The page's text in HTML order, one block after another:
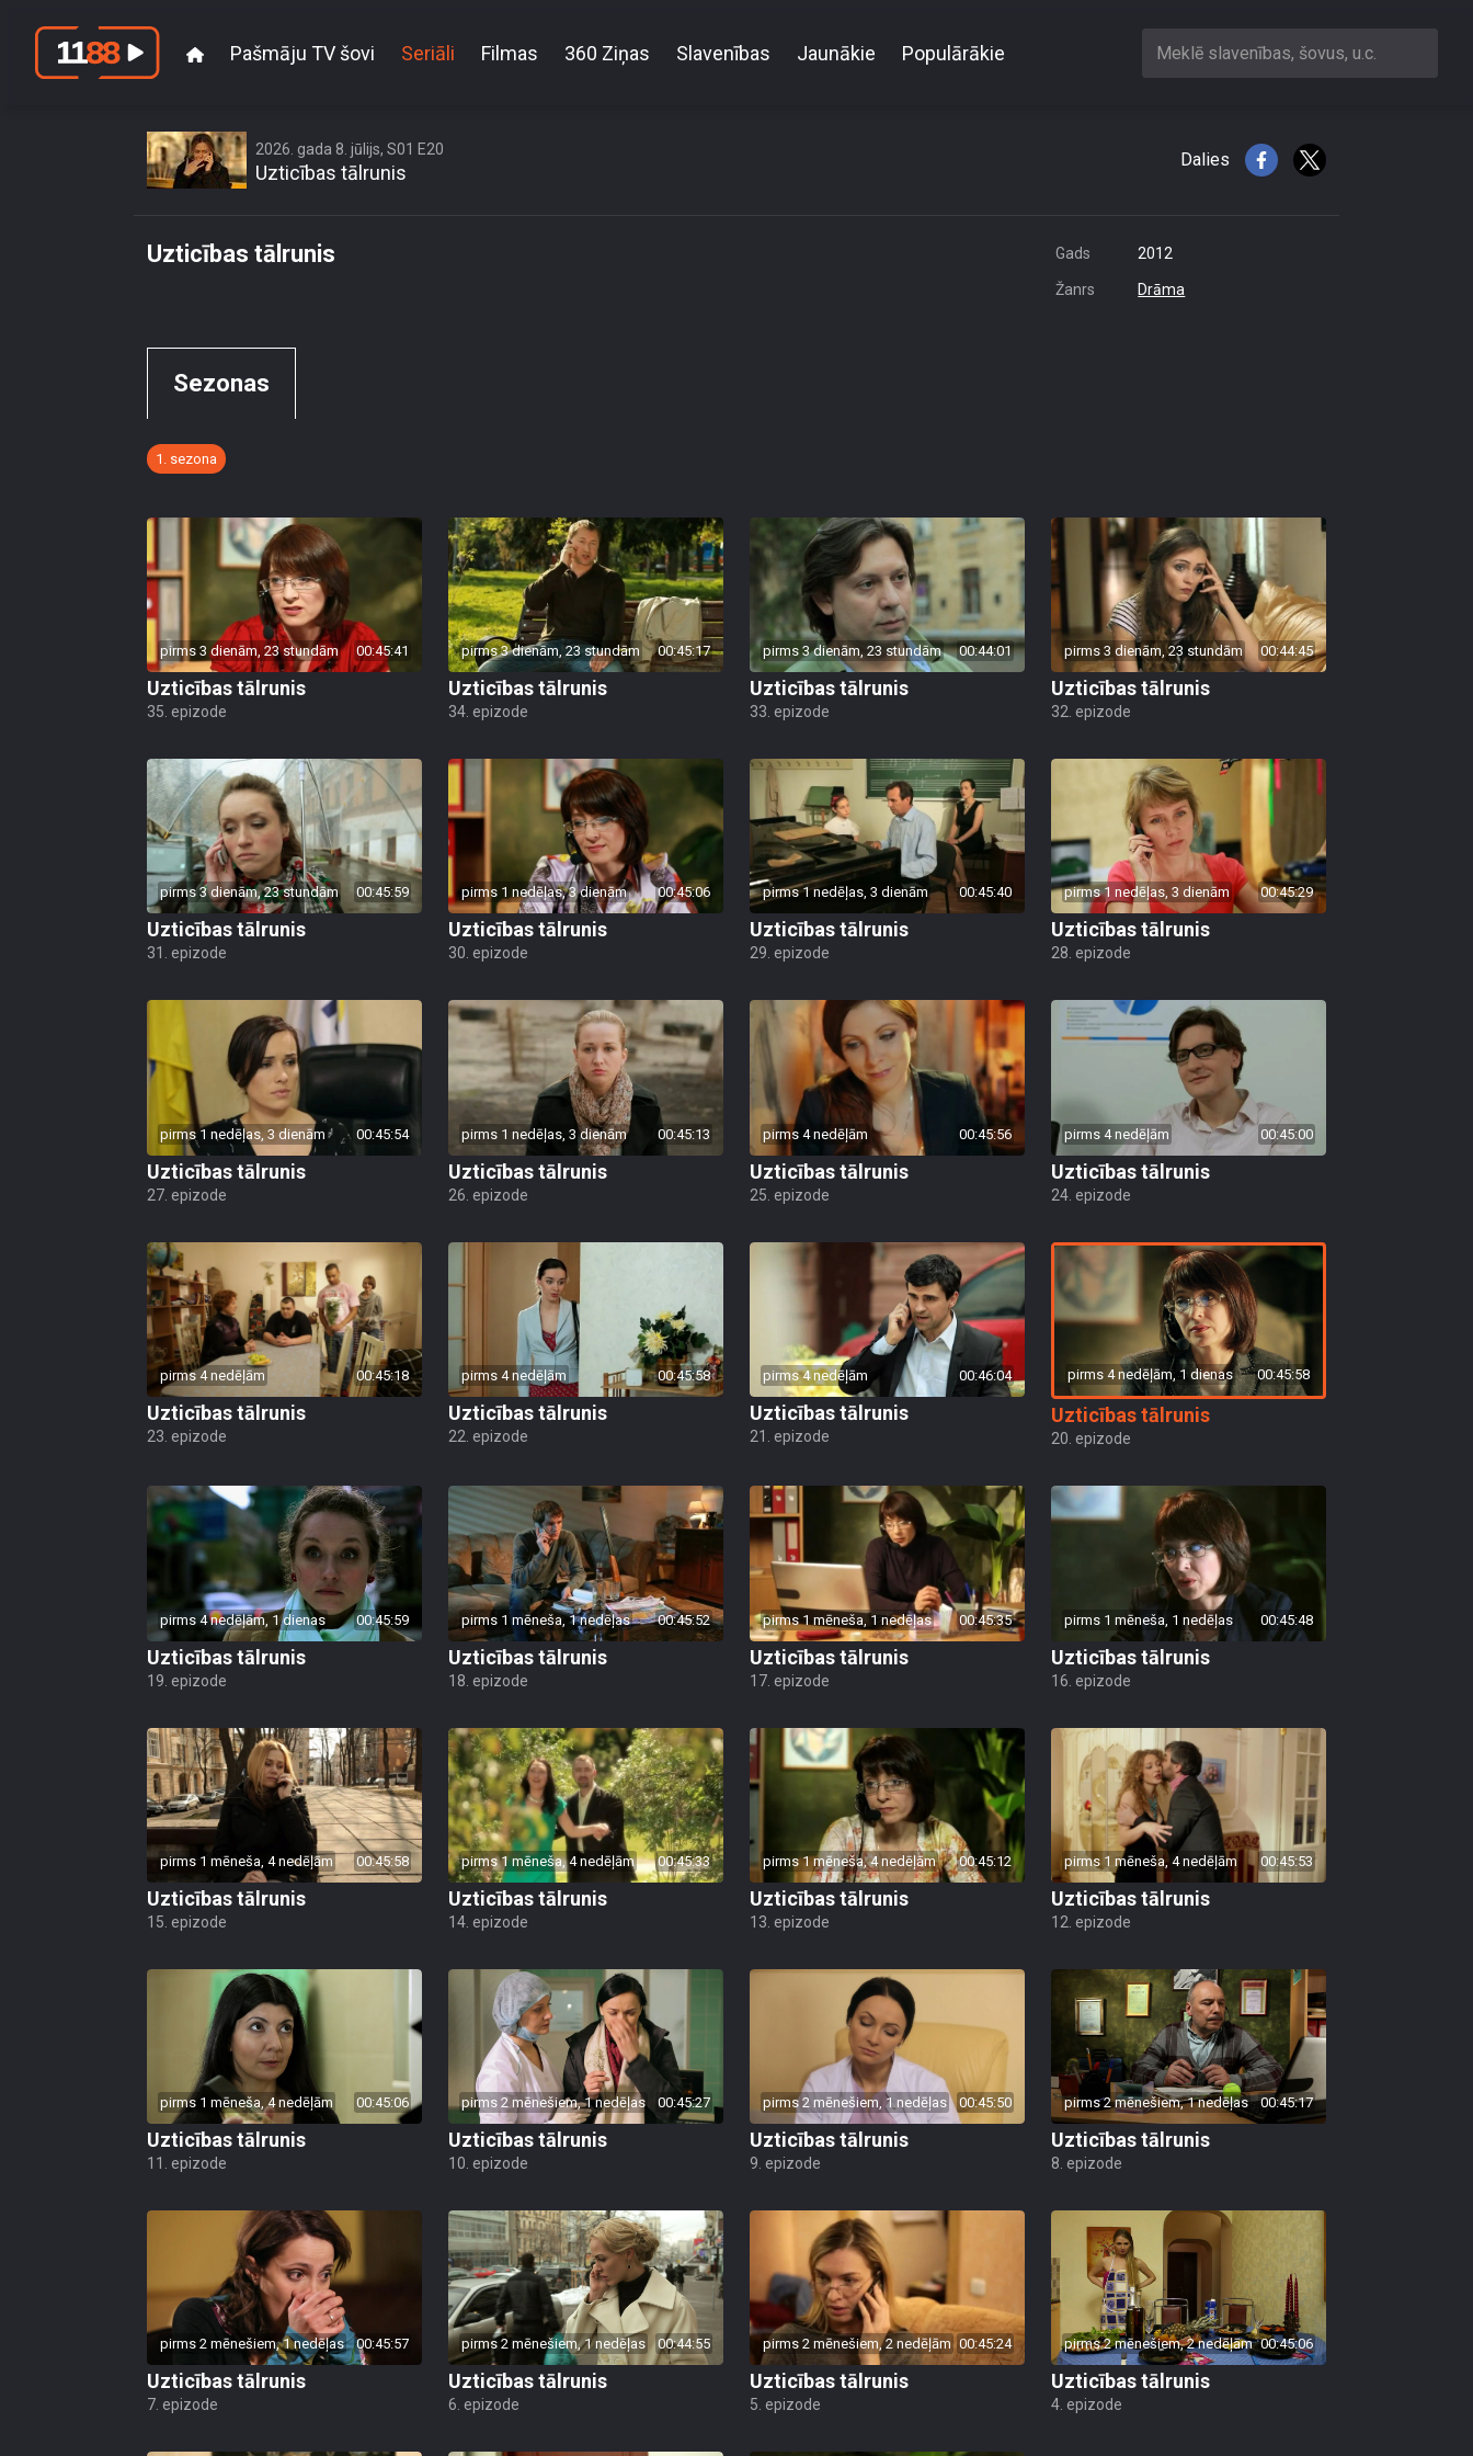
Pašmāju TV šovi Seriāli Filmas 360 Ziņas Slavenības Jaunākie Populārākie Meklē slavenības, šovus, u.c.
2026. gada 8. jūlijs, S01 E20
Uzticības tālrunis
Dalies
Uzticības tālrunis Gads 2012
Žanrs Drāma
Sezonas
1. sezona
pirms 3 dienām, 23 stundām 00:45:41
Uzticības tālrunis
35. epizode
pirms 3 dienām, 23 stundām 00:45:17
Uzticības tālrunis
34. epizode
pirms 3 dienām, 23 stundām 00:44:01
Uzticības tālrunis
33. epizode
pirms 3 dienām, 23 stundām 00:44:45
Uzticības tālrunis
32. epizode
pirms 3 dienām, 23 stundām 00:45:59
Uzticības tālrunis
31. epizode
pirms 1 nedēļas, 3 dienām 00:45:06
Uzticības tālrunis
30. epizode
pirms 1 nedēļas, 3 dienām 00:45:40
Uzticības tālrunis
29. epizode
pirms 1 nedēļas, 3 dienām 00:45:29
Uzticības tālrunis
28. epizode
pirms 1 nedēļas, 3 dienām 00:45:54
Uzticības tālrunis
27. epizode
pirms 1 nedēļas, 3 dienām 00:45:13
Uzticības tālrunis
26. epizode
pirms 4 nedēļām 00:45:56
Uzticības tālrunis
25. epizode
pirms 4 nedēļām 00:45:00
Uzticības tālrunis
24. epizode
pirms 4 nedēļām 00:45:18
Uzticības tālrunis
23. epizode
pirms 4 nedēļām 00:45:58
Uzticības tālrunis
22. epizode
pirms 4 nedēļām 00:46:04
Uzticības tālrunis
21. epizode
pirms 4 nedēļām, 1 dienas 00:45:58
Uzticības tālrunis
20. epizode
pirms 4 nedēļām, 1 dienas 00:45:59
Uzticības tālrunis
19. epizode
pirms 1 mēneša, 1 nedēļas 00:45:52
Uzticības tālrunis
18. epizode
pirms 1 mēneša, 1 nedēļas 00:45:35
Uzticības tālrunis
17. epizode
pirms 1 mēneša, 1 nedēļas 00:45:48
Uzticības tālrunis
16. epizode
pirms 1 mēneša, 4 nedēļām 00:45:58
Uzticības tālrunis
15. epizode
pirms 1 mēneša, 4 nedēļām 00:45:33
Uzticības tālrunis
14. epizode
pirms 1 mēneša, 4 nedēļām 00:45:12
Uzticības tālrunis
13. epizode
pirms 1 mēneša, 4 nedēļām 00:45:53
Uzticības tālrunis
12. epizode
pirms 1 mēneša, 4 nedēļām 00:45:06
Uzticības tālrunis
11. epizode
pirms 2 mēnešiem, 1 nedēļas 00:45:27
Uzticības tālrunis
10. epizode
pirms 2 mēnešiem, 1 nedēļas 00:45:50
Uzticības tālrunis
9. epizode
pirms 2 mēnešiem, 1 nedēļas 00:45:17
Uzticības tālrunis
8. epizode
pirms 2 mēnešiem, 1 nedēļas 00:45:57
Uzticības tālrunis
7. epizode
pirms 2 mēnešiem, 1 nedēļas 00:44:55
Uzticības tālrunis
6. epizode
pirms 2 mēnešiem, 2 nedēļām 00:45:24
Uzticības tālrunis
5. epizode
pirms 2 mēnešiem, 2 nedēļām 00:45:06
Uzticības tālrunis
4. epizode